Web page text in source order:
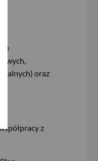
oraz
z